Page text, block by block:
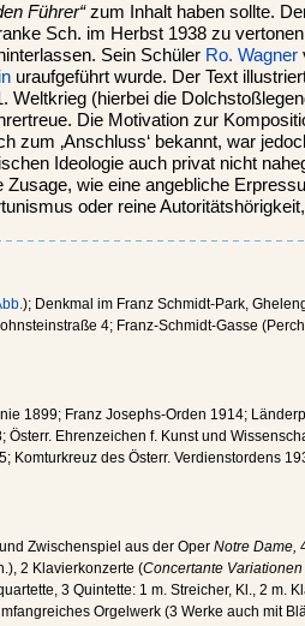
Führer“zum Inhalt haben sollte.
Sch. im Herbst 1938 zu
Sein Schüler Ro. Wagner
uraufgeführt wurde. Der Text
Weltkrieg (hierbei die
Die Motivation zur
zum ‚Anschluss‘ bekannt, war
Ideologie auch privat nicht
Zusage, wie eine angebliche
oder reine
); Denkmal im Franz Schmidt-Park,
4; Franz-Schmidt-Gasse
1899; Franz Josephs-Orden 1914;
Österr. Ehrenzeichen f. Kunst und
Komturkreuz des Österr. Verdienstordens
Zwischenspiel aus der Oper Notre Dame,
2 Klavierkonzerte (Concertante
3 Quintette: 1 m. Streicher, Kl., 2 m.
Orgelwerk (3 Werke auch mit